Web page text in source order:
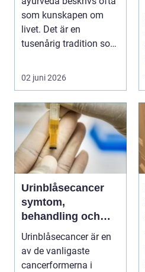
som kunskapen om
livet. Det är en
tusenårig tradition som
02 juni 2026
Urinblåsecancer
symtom,
behandling och
livet efter
diagnosen
Urinblåsecancer är en
av de vanligaste
cancerformerna i